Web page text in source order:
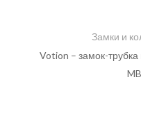
Замки и
Votion – замок-